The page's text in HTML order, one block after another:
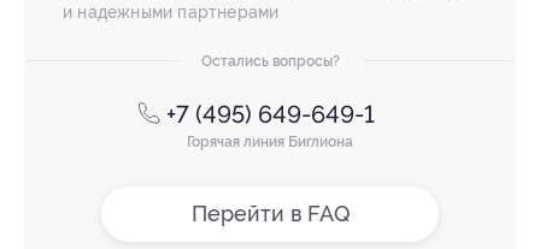
и надежными партнерами
Остались вопросы?
+7 (495) 649-649-1
Горячая линия Биглиона
Перейти в FAQ